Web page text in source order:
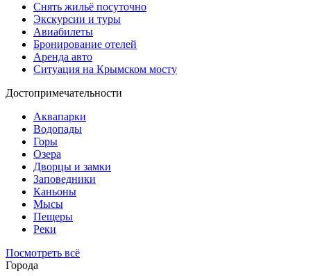
Снять жильё посуточно
Экскурсии и туры
Авиабилеты
Бронирование отелей
Аренда авто
Ситуация на Крымском мосту
Достопримечательности
Аквапарки
Водопады
Горы
Озера
Дворцы и замки
Заповедники
Каньоны
Мысы
Пещеры
Реки
Посмотреть всё
Города